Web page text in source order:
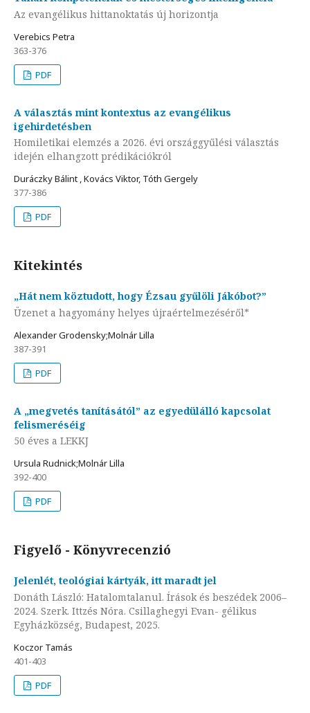
Az evangélikus hittanoktatás új horizontja
Verebics Petra
363-376
PDF
A választás mint kontextus az evangélikus
igehirdetésben
Homiletikai elemzés a 2026. évi országgyűlési választás
idején elhangzott prédikációkról
Duráczky Bálint , Kovács Viktor, Tóth Gergely
377-386
PDF
Kitekintés
„Hát nem köztudott, hogy Ézsau gyűlöli Jákóbot?”
Üzenet a hagyomány helyes újraértelmezéséről*
Alexander Grodensky;Molnár Lilla
387-391
PDF
A „megvetés tanításától” az egyedülálló kapcsolat
felismeréséig
50 éves a LEKKJ
Ursula Rudnick;Molnár Lilla
392-400
PDF
Figyelő - Könyvrecenzió
Jelenlét, teológiai kártyák, itt maradt jel
Donáth László: Hatalomtalanul. Írások és beszédek 2006–
2024. Szerk. Ittzés Nóra. Csillaghegyi Evan- gélikus
Egyházközség, Budapest, 2025.
Koczor Tamás
401-403
PDF